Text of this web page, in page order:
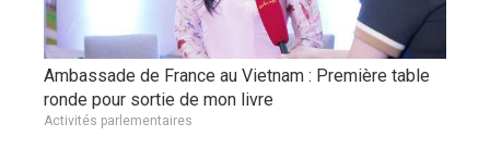
Ambassade de France au Vietnam : Première table
ronde pour sortie de mon livre
Activités parlementaires